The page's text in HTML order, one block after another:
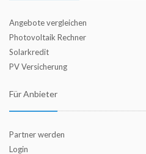
Angebote vergleichen
Photovoltaik Rechner
Solarkredit
PV Versicherung
Für Anbieter
Partner werden
Login